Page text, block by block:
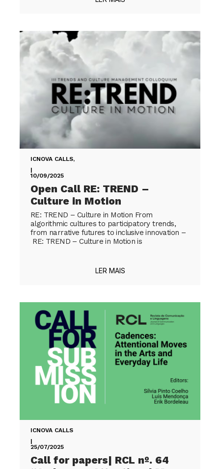
ICNOVA CALLS,
|
10/09/2025
Open Call RE: TREND –
Culture in Motion
RE: TREND – Culture in Motion From
algorithmic cultures to participatory trends,
from narrative futures to inclusive innovation –
RE: TREND – Culture in Motion is
LER MAIS
ICNOVA CALLS
|
25/07/2025
Call for papers| RCL nº. 64